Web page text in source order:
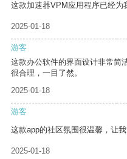
这款加速器VPM应用程序已经为
2025-01-18
游客
这款办公软件的界面设计非常简
很合理，一目了然。
2025-01-18
游客
这款app的社区氛围很温馨，让我
2025-01-18